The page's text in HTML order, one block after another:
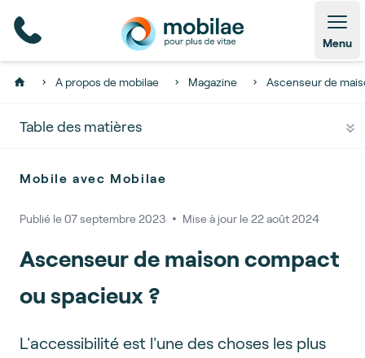
Menu
Home A propos de mobilae Magazine Ascenseur de
Table des matières
Mobile avec Mobilae
Publié le 07 septembre 2023 🞄 Mise à jour le 22 août 2024
Ascenseur de maison compact
ou spacieux ?
L'accessibilité est l'une des choses les plus